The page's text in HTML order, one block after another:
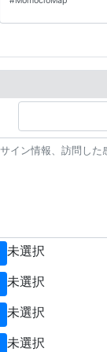
未選択
未選択
未選択
未選択